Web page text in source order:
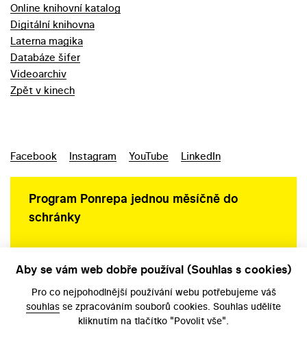
Online knihovní katalog
Digitální knihovna
Laterna magika
Databáze šifer
Videoarchiv
Zpět v kinech
Facebook Instagram YouTube LinkedIn
Program Ponrepa jednou měsíčně do
schránky
Aby se vám web dobře používal (Souhlas s cookies)
Pro co nejpohodlnější používání webu potřebujeme váš
souhlas se zpracováním souborů cookies. Souhlas udělíte
kliknutím na tlačítko "Povolit vše".